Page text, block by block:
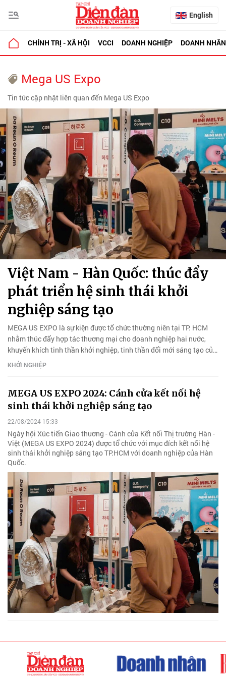
English
CHÍNH TRỊ - XÃ HỘI VCCI DOANH NGHIỆP DOANH NHÂN
Mega US Expo
Tin tức cập nhật liên quan đến Mega US Expo
Việt Nam - Hàn Quốc: thúc đẩy
phát triển hệ sinh thái khởi
nghiệp sáng tạo
MEGA US EXPO là sự kiện được tổ chức thường niên tại TP. HCM
nhằm thúc đẩy hợp tác thương mại cho doanh nghiệp hai nước,
khuyến khích tinh thần khởi nghiệp, tinh thần đổi mới sáng tạo của
giới trẻ.
KHỞI NGHIỆP
MEGA US EXPO 2024: Cánh cửa kết nối hệ
sinh thái khởi nghiệp sáng tạo
22/08/2024 15:33
Ngày hội Xúc tiến Giao thương - Cánh cửa Kết nối Thị trường Hàn -
Việt (MEGA US EXPO 2024) được tổ chức với mục đích kết nối hệ
sinh thái khởi nghiệp sáng tạo TP.HCM với doanh nghiệp của Hàn
Quốc.